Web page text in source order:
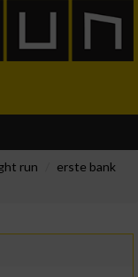
run
erste bank